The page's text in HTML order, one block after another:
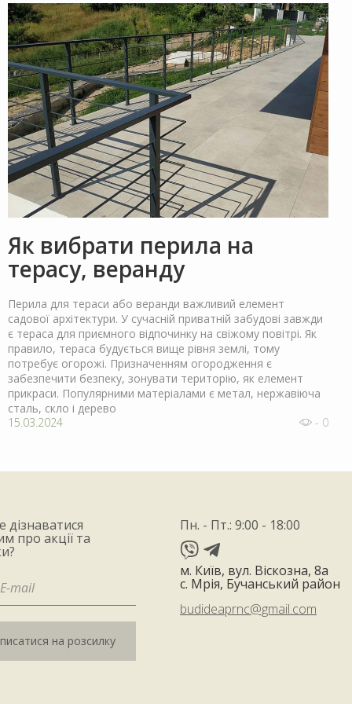
Як вибрати перила на
терасу, веранду
Перила для тераси або веранди важливий елемент
садової архітектури. У сучасній приватній забудові завжди
є тераса для приємного відпочинку на свіжому повітрі. Як
правило, тераса будується вище рівня землі, тому
потребує огорожі. Призначенням огородження є
забезпечити безпеку, зонувати територію, як елемент
прикраси. Популярними матеріалами є метал, нержавіюча
сталь, скло і дерево
15.03.2024
- 0
дізнаватися
про акції та
на розсилку
Пн. - Пт.: 9:00 - 18:00
м. Київ, вул. Віскозна, 8а
с. Мрія, Бучанський район
budideaprnc@gmail.com